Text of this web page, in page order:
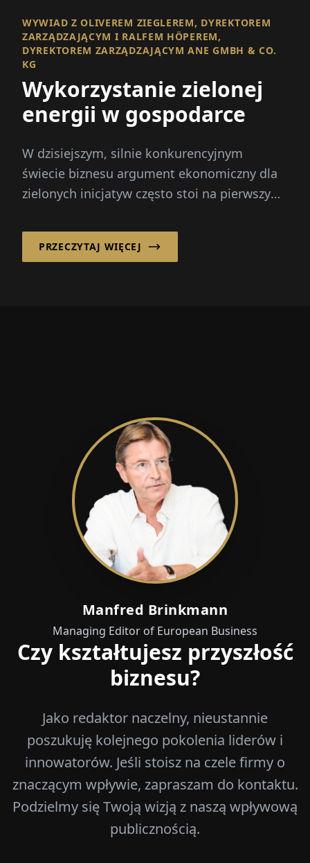
WYWIAD Z OLIVEREM ZIEGLEREM, DYREKTOREM
ZARZĄDZAJĄCYM I RALFEM HÖPEREM,
DYREKTOREM ZARZĄDZAJĄCYM ANE GMBH & CO.
KG
Wykorzystanie zielonej
energii w gospodarce
W dzisiejszym, silnie konkurencyjnym
świecie biznesu argument ekonomiczny dla
zielonych inicjatyw często stoi na pierwszym
PRZECZYTAJ WIĘCEJ
Manfred Brinkmann
Managing Editor of European Business
Czy kształtujesz przyszłość
biznesu?
Jako redaktor naczelny, nieustannie
poszukuję kolejnego pokolenia liderów i
innowatorów. Jeśli stoisz na czele firmy o
znaczącym wpływie, zapraszam do kontaktu.
Podzielmy się Twoją wizją z naszą wpływową
publicznością.